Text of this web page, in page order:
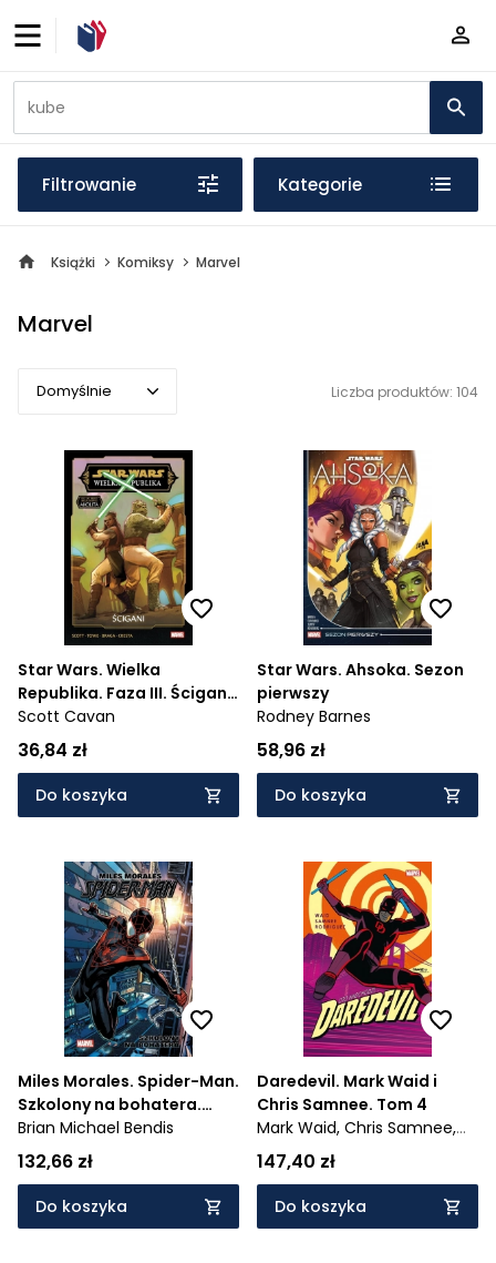
Filtrowanie Kategorie
Książki Komiksy Marvel
Marvel
Domyślnie
Domyślnie
Popularne
Cena rosnąco
Cena malejąco
Od najnowszych
Od najstarszych
Liczba produktów: 104
Star Wars. Wielka
Republika. Faza III. Ścigani.
Tom 2
Scott Cavan
36,84 zł
Do koszyka
Star Wars. Ahsoka. Sezon
pierwszy
Rodney Barnes
58,96 zł
Do koszyka
Miles Morales. Spider-Man.
Szkolony na bohatera.
Tom 1
Brian Michael Bendis
132,66 zł
Do koszyka
Daredevil. Mark Waid i
Chris Samnee. Tom 4
Mark Waid, Chris Samnee,
Javier Rodríguez
147,40 zł
Do koszyka